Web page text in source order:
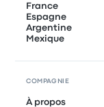
France
Espagne
Argentine
Mexique
COMPAGNIE
À propos